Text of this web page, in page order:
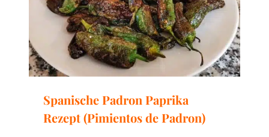
Spanische Padron Paprika
Rezept (Pimientos de Padron)